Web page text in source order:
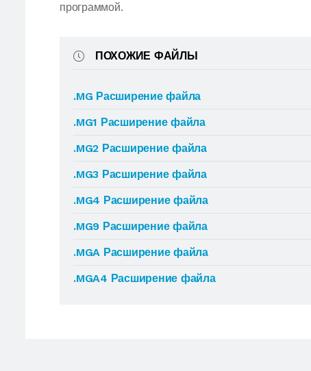
программой.
ПОХОЖИЕ ФАЙЛЫ
.MG Расширение файла
.MG1 Расширение файла
.MG2 Расширение файла
.MG3 Расширение файла
.MG4 Расширение файла
.MG9 Расширение файла
.MGA Расширение файла
.MGA4 Расширение файла